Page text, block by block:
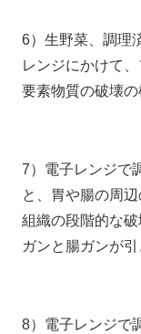
6）生野菜、調理
レンジにかけて
要素物質の破壊の
7）電子レンジで
と、胃や腸の周
組織の段階的な
ガンと腸ガンが
8）電子レンジで